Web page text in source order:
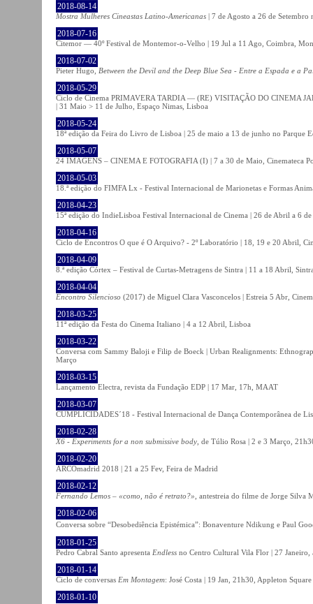
2018-08-14
Mostra Mulheres Cineastas Latino-Americanas | 7 de Agosto a 26 de Setembro
2018-07-16
Citemor — 40º Festival de Montemor-o-Velho | 19 Jul a 11 Ago, Coimbra,
2018-07-02
Pieter Hugo, Between the Devil and the Deep Blue Sea - Entre a Espada e a
2018-05-29
Ciclo de Cinema PRIMAVERA TARDIA — (RE) VISITAÇÃO DO CINEMA
| 31 Maio > 11 de Julho, Espaço Nimas, Lisboa
2018-05-24
18ª edição da Feira do Livro de Lisboa | 25 de maio a 13 de junho no Parque
2018-05-07
24 IMAGENS – CINEMA E FOTOGRAFIA (I) | 7 a 30 de Maio, Cinemateca
2018-05-03
18.ª edição do FIMFA Lx - Festival Internacional de Marionetas e Formas
2018-04-23
15ª edição do IndieLisboa Festival Internacional de Cinema | 26 de Abril a 6
2018-04-16
Ciclo de Encontros O que é O Arquivo? - 2º Laboratório | 18, 19 e 20 Abril,
2018-04-09
8.ª edição Córtex – Festival de Curtas-Metragens de Sintra | 11 a 18 Abril,
2018-04-04
Encontro Silencioso (2017) de Miguel Clara Vasconcelos | Estreia 5 Abr,
2018-03-25
11ª edição da Festa do Cinema Italiano | 4 a 12 Abril, Lisboa
2018-03-22
Conversa com Sammy Baloji e Filip de Boeck | Urban Realignments:
Março
2018-03-15
Lançamento Electra, revista da Fundação EDP | 17 Mar, 17h, MAAT
2018-03-07
CUMPLICIDADES´18 - Festival Internacional de Dança Contemporânea de
2018-02-28
X6 - Experiments for a non submissive body , de Túlio Rosa | 2 e 3 Março,
2018-02-20
ARCOmadrid 2018 | 21 a 25 Fev, Feira de Madrid
2018-02-12
Fernando Lemos – «como, não é retrato?» , antestreia do filme de Jorge Silva
2018-02-06
Conversa sobre “Desobediência Epistémica”: Bonaventure Ndikung e Paul
2018-01-25
Pedro Cabral Santo apresenta Endless no Centro Cultural Vila Flor | 27 Janeiro,
2018-01-14
Ciclo de conversas Em Montagem: José Costa | 19 Jan, 21h30, Appleton Square
2018-01-10